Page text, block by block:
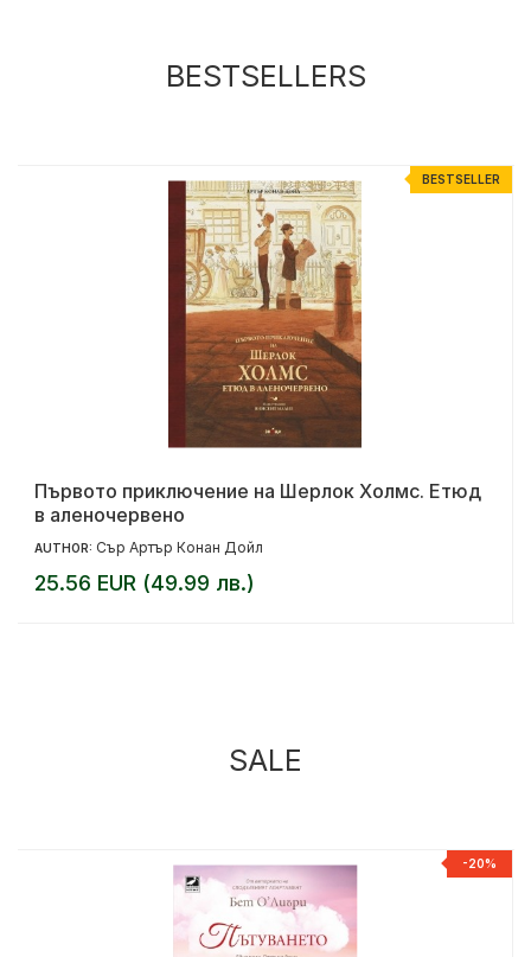
BESTSELLERS
BESTSELLER
Първото приключение на Шерлок Холмс. Етюд
в аленочервено
AUTHOR: Сър Артър Конан Дойл
25.56 EUR (49.99 лв.)
SALE
-20%